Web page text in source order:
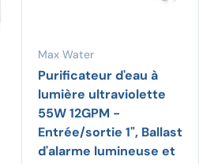
Max Water
Purificateur d'eau à
lumière ultraviolette
55W 12GPM -
Entrée/sortie 1", Ballast
d'alarme lumineuse et